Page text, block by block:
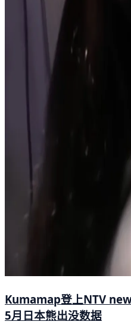
Kumamap登上NTV
5月日本熊出没数据